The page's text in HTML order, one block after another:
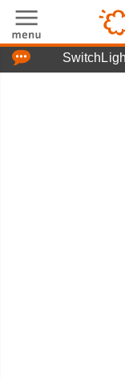
SwitchLight
「つぶやき」の